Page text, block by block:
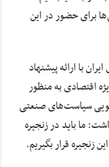
برای حضور در این
با ارائه پیشنهاد
اقتصادی به منظور
سیاست‌های صنعتی
و بیان داشت: ما باید در زنجیره
زنجیره قرار بگیریم.